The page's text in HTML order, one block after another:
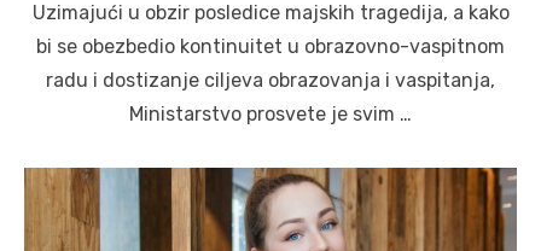
Uzimajući u obzir posledice majskih tragedija, a kako
bi se obezbedio kontinuitet u obrazovno-vaspitnom
radu i dostizanje ciljeva obrazovanja i vaspitanja,
Ministarstvo prosvete je svim …